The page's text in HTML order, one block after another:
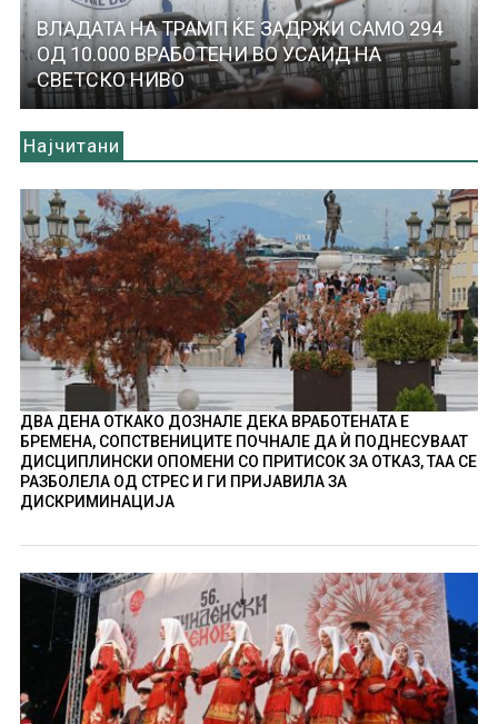
ВЛАДАТА НА ТРАМП ЌЕ ЗАДРЖИ САМО 294
ОД 10.000 ВРАБОТЕНИ ВО УСАИД НА
СВЕТСКО НИВО
Најчитани
ДВА ДЕНА ОТКАКО ДОЗНАЛЕ ДЕКА ВРАБОТЕНАТА Е
БРЕМЕНА, СОПСТВЕНИЦИТЕ ПОЧНАЛЕ ДА Ѝ ПОДНЕСУВААТ
ДИСЦИПЛИНСКИ ОПОМЕНИ СО ПРИТИСОК ЗА ОТКАЗ, ТАА СЕ
РАЗБОЛЕЛА ОД СТРЕС И ГИ ПРИЈАВИЛА ЗА
ДИСКРИМИНАЦИЈА